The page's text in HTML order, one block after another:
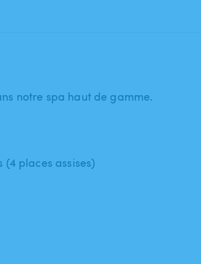
notre spa haut de gamme.
places assises)